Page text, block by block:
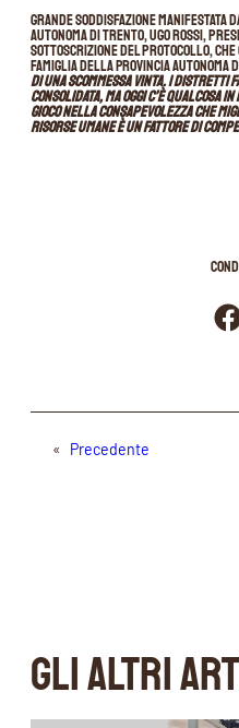
Grande soddisfazione manifestata
autonoma di Trento, Ugo Rossi,
sottoscrizione del protocollo, che
Famiglia della Provincia autonoma
di una scommessa vinta. I distretti
consolidata, ma oggi c’è qualcosa
gioco nella consapevolezza che
risorse umane è un fattore di
« Precedente
GLI ALTRI